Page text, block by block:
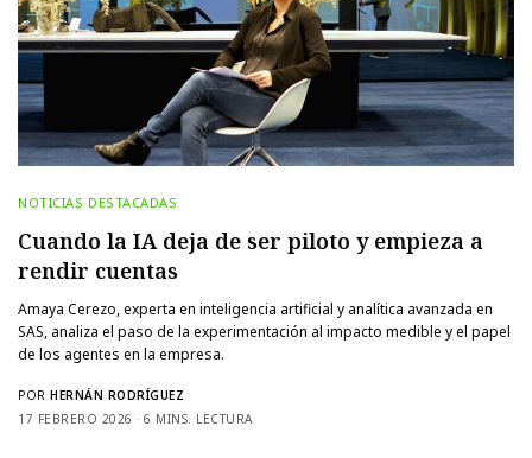
NOTICIAS DESTACADAS
Cuando la IA deja de ser piloto y empieza a
rendir cuentas
Amaya Cerezo, experta en inteligencia artificial y analítica avanzada en
SAS, analiza el paso de la experimentación al impacto medible y el papel
de los agentes en la empresa.
POR HERNÁN RODRÍGUEZ
17 FEBRERO 2026
6 MINS. LECTURA